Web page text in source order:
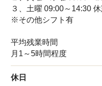
３、土曜 09:00～14:30
※その他シフト有
平均残業時間
月1～5時間程度
休日